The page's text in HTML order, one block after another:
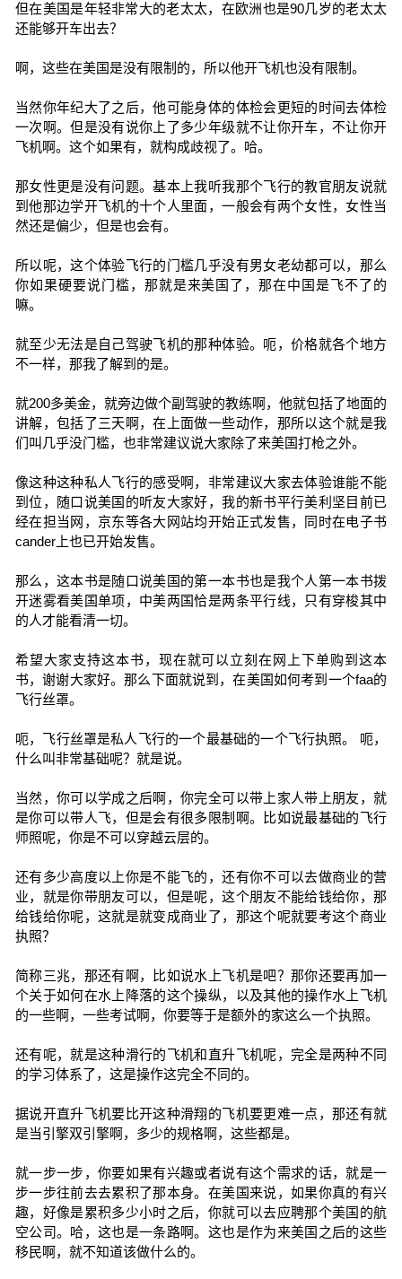
但在美国是年轻非常大的老太太，在欧洲也是90几岁的老太太
还能够开车出去？
啊，这些在美国是没有限制的，所以他开飞机也没有限制。
当然你年纪大了之后，他可能身体的体检会更短的时间去体检
一次啊。但是没有说你上了多少年级就不让你开车，不让你开
飞机啊。这个如果有，就构成歧视了。哈。
那女性更是没有问题。基本上我听我那个飞行的教官朋友说就
到他那边学开飞机的十个人里面，一般会有两个女性，女性当
然还是偏少，但是也会有。
所以呢，这个体验飞行的门槛几乎没有男女老幼都可以，那么
你如果硬要说门槛，那就是来美国了，那在中国是飞不了的
嘛。
就至少无法是自己驾驶飞机的那种体验。呃，价格就各个地方
不一样，那我了解到的是。
就200多美金，就旁边做个副驾驶的教练啊，他就包括了地面的
讲解，包括了三天啊，在上面做一些动作，那所以这个就是我
们叫几乎没门槛，也非常建议说大家除了来美国打枪之外。
像这种这种私人飞行的感受啊，非常建议大家去体验谁能不能
到位，随口说美国的听友大家好，我的新书平行美利坚目前已
经在担当网，京东等各大网站均开始正式发售，同时在电子书
cander上也已开始发售。
那么，这本书是随口说美国的第一本书也是我个人第一本书拨
开迷雾看美国单项，中美两国恰是两条平行线，只有穿梭其中
的人才能看清一切。
希望大家支持这本书，现在就可以立刻在网上下单购到这本
书，谢谢大家好。那么下面就说到，在美国如何考到一个faa的
飞行丝罩。
呃，飞行丝罩是私人飞行的一个最基础的一个飞行执照。 呃，
什么叫非常基础呢？就是说。
当然，你可以学成之后啊，你完全可以带上家人带上朋友，就
是你可以带人飞，但是会有很多限制啊。比如说最基础的飞行
师照呢，你是不可以穿越云层的。
还有多少高度以上你是不能飞的，还有你不可以去做商业的营
业，就是你带朋友可以，但是呢，这个朋友不能给钱给你，那
给钱给你呢，这就是就变成商业了，那这个呢就要考这个商业
执照？
简称三兆，那还有啊，比如说水上飞机是吧？那你还要再加一
个关于如何在水上降落的这个操纵，以及其他的操作水上飞机
的一些啊，一些考试啊，你要等于是额外的家这么一个执照。
还有呢，就是这种滑行的飞机和直升飞机呢，完全是两种不同
的学习体系了，这是操作这完全不同的。
据说开直升飞机要比开这种滑翔的飞机要更难一点，那还有就
是当引擎双引擎啊，多少的规格啊，这些都是。
就一步一步，你要如果有兴趣或者说有这个需求的话，就是一
步一步往前去去累积了那本身。在美国来说，如果你真的有兴
趣，好像是累积多少小时之后，你就可以去应聘那个美国的航
空公司。哈，这也是一条路啊。这也是作为来美国之后的这些
移民啊，就不知道该做什么的。